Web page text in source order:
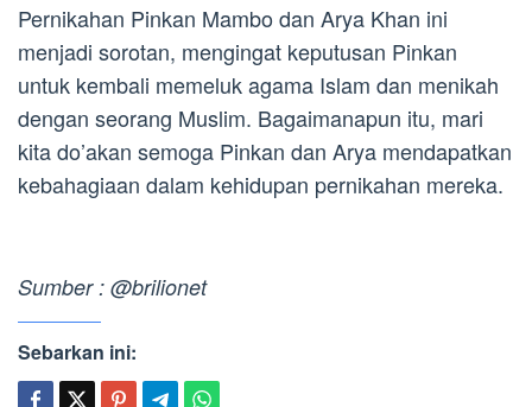
Pernikahan Pinkan Mambo dan Arya Khan ini
menjadi sorotan, mengingat keputusan Pinkan
untuk kembali memeluk agama Islam dan menikah
dengan seorang Muslim. Bagaimanapun itu, mari
kita do’akan semoga Pinkan dan Arya mendapatkan
kebahagiaan dalam kehidupan pernikahan mereka.
Sumber : @brilionet
Sebarkan ini: